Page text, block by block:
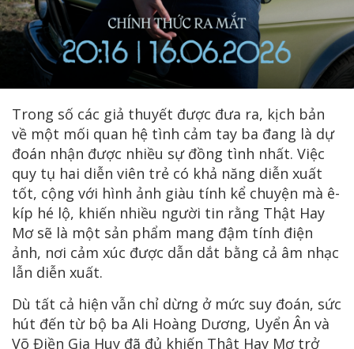
Trong số các giả thuyết được đưa ra, kịch bản
về một mối quan hệ tình cảm tay ba đang là dự
đoán nhận được nhiều sự đồng tình nhất. Việc
quy tụ hai diễn viên trẻ có khả năng diễn xuất
tốt, cộng với hình ảnh giàu tính kể chuyện mà ê-
kíp hé lộ, khiến nhiều người tin rằng Thật Hay
Mơ sẽ là một sản phẩm mang đậm tính điện
ảnh, nơi cảm xúc được dẫn dắt bằng cả âm nhạc
lẫn diễn xuất.
Dù tất cả hiện vẫn chỉ dừng ở mức suy đoán, sức
hút đến từ bộ ba Ali Hoàng Dương, Uyển Ân và
Võ Điền Gia Huy đã đủ khiến Thật Hay Mơ trở